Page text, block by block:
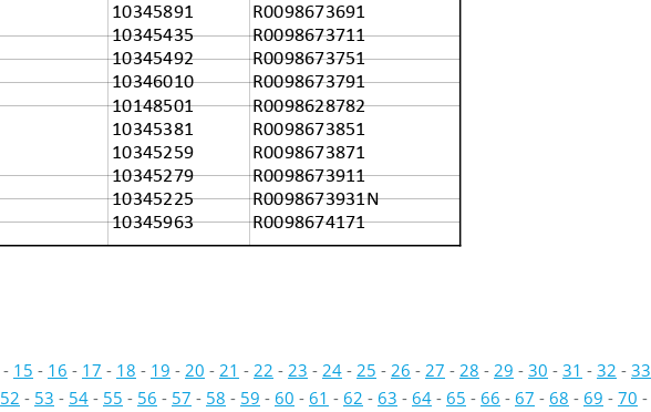
10345891
R0098673691
10345435
R0098673711
10345492
R0098673751
10346010
R0098673791
10148501
R0098628782
10345381
R0098673851
10345259
R0098673871
10345279
R0098673911
10345225
R0098673931N
10345963 R0098674171
- 15 - 16 - 17 - 18 - 19 - 20 - 21 - 22 - 23 - 24 - 25 - 26 - 27 - 28 - 29 - 30 - 31 - 32 - 33
52 - 53 - 54 - 55 - 56 - 57 - 58 - 59 - 60 - 61 - 62 - 63 - 64 - 65 - 66 - 67 - 68 - 69 - 70 -